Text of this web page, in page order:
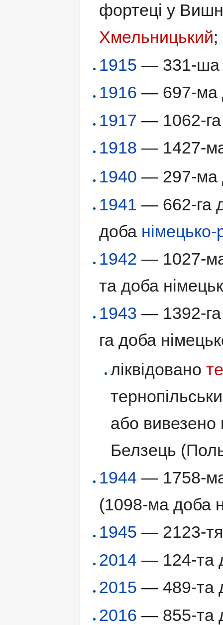
фортеці у
Хмельницький;
1915 — 331-ша
1916 — 697-ма
1917 — 1062-га
1918 — 1427-ма
1940 — 297-ма
1941 — 662-га
доба німецько-
1942 — 1027-ма
та доба
1943 — 1392-га
га доба
ліквідовано
або
Белзець
1944 — 1758-ма
(1098-ма доба
1945 — 2123-тя
2014 — 124-та
2015 — 489-та
2016 — 855-та